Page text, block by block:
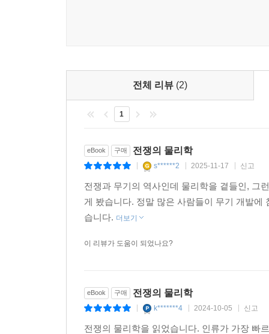
이용해왔는지를 흥미롭게 보여준다. 이 책은 전쟁
_벤저민 긴스버그(존스 홉킨스 대학 정치학과 번
“생기 넘치는 역사책. 저자 배리 파커의 능력이 복
“고대부터 현대까지 이해하기 쉽게 풀어낸 전쟁
전체 리뷰 (2)
1
eBook 구매 전쟁의 물리학
s******2 2025-11-17 신고
전쟁과 무기의 역사인데 물리학을 곁들인, 그
게 봤습니다. 정말 많은 사람들이 무기 개발
습니다. 더보기
이 리뷰가 도움이 되었나요?
eBook 구매 전쟁의 물리학
k*******4 2024-10-05 신고
전쟁의 물리학을 읽었습니다. 인류가 가장 빠